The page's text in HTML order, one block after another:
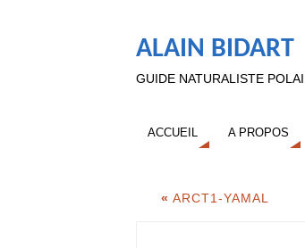
ALAIN BIDART
GUIDE NATURALISTE
ACCUEIL A PROPOS
« ARCT1-YAMAL